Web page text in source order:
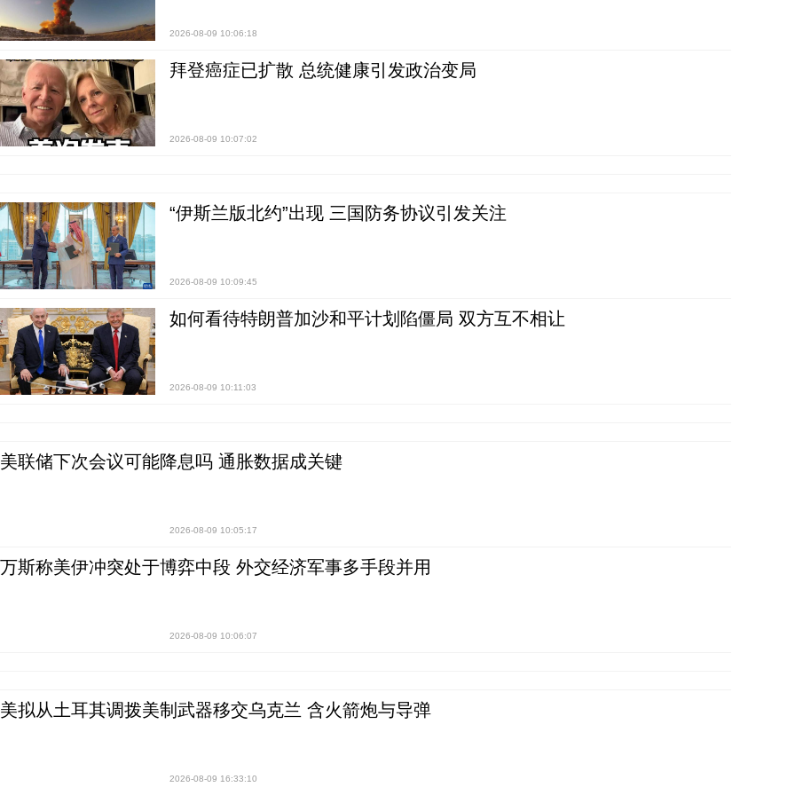
2026-08-09 10:06:18
拜登癌症已扩散 总统健康引发政治变局
2026-08-09 10:07:02
“伊斯兰版北约”出现 三国防务协议引发关注
2026-08-09 10:09:45
如何看待特朗普加沙和平计划陷僵局 双方互不相让
2026-08-09 10:11:03
美联储下次会议可能降息吗 通胀数据成关键
2026-08-09 10:05:17
万斯称美伊冲突处于博弈中段 外交经济军事多手段并用
2026-08-09 10:06:07
美拟从土耳其调拨美制武器移交乌克兰 含火箭炮与导弹
2026-08-09 16:33:10